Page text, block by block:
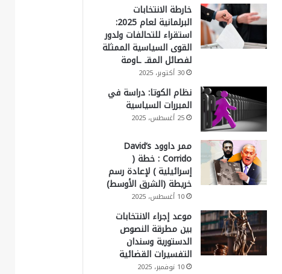
خارطة الانتخابات
البرلمانية لعام 2025:
استقراء للتحالفات ولدور
القوى السياسية الممثلة
لفصائل المقـ ـاومة
30 أكتوبر، 2025
نظام الكوتا: دراسة في
المبررات السياسية
25 أغسطس، 2025
ممر داوود David’s
Corrido : خطة (
إسرائيلية ) لإعادة رسم
خريطة (الشرق الأوسط)
10 أغسطس، 2025
موعد إجراء الانتخابات
بين مطرقة النصوص
الدستورية وسندان
التفسيرات القضائية
10 نوفمبر، 2025